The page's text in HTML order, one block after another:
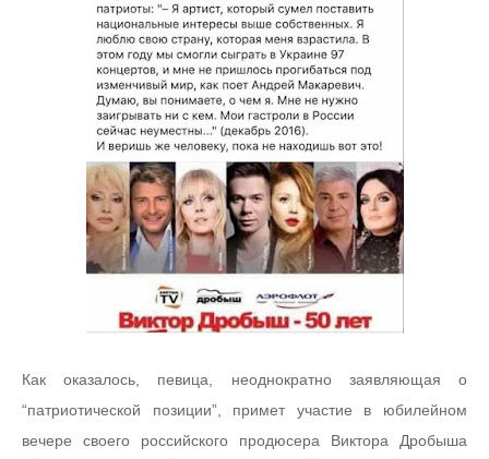
Как оказалось, певица, неоднократно заявляющая о
“патриотической позиции”, примет участие в юбилейном
вечере своего российского продюсера Виктора Дробыша